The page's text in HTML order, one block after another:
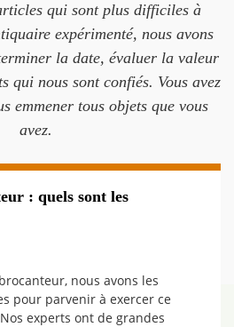
qui sont plus difficiles à
expérimenté, nous avons
la date, évaluer la valeur
qui nous sont confiés. Vous avez
emmener tous objets que vous
avez.
: quels sont les
nous avons les
pour parvenir à exercer ce
experts ont de grandes